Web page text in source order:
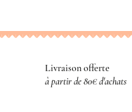
Livraison offerte
à partir de 80€ d'achats